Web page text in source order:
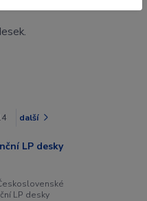
další
LP desky